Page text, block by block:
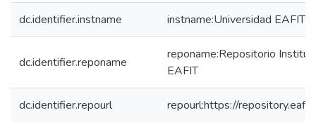
dc.identifier.instname instname:Universidad EAFIT
dc.identifier.reponame
reponame:Repositorio
EAFIT
dc.identifier.repourl repourl:https://